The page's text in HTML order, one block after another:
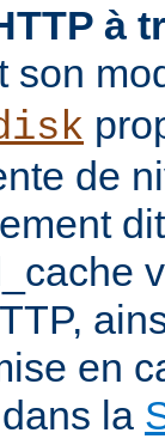
à
son
de
en
la